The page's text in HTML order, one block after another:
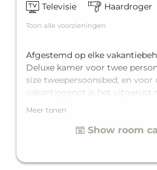
Televisie
Haardroger
Toon alle voorzieningen
Afgestemd op elke
Deluxe kamer voor twee
size tweepersoonsbed, en voor
vakantiegenot is het uitgerust
en een eigen badkamer met
Meer tonen
Show room